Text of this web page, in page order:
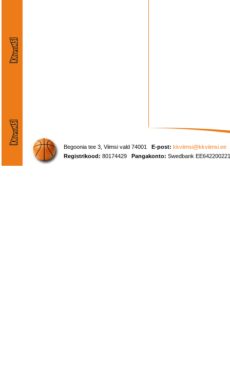
Begoonia tee 3, Viimsi vald 74001 E-post: kkviimsi@kkviimsi.ee
Registrikood: 80174429 Pangakonto: Swedbank